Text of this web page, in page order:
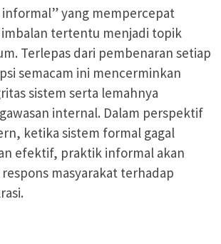
informal” yang mempercepat
imbalan tertentu menjadi topik
Terlepas dari pembenaran setiap
semacam ini mencerminkan
sistem serta lemahnya
internal. Dalam perspektif
ketika sistem formal gagal
efektif, praktik informal akan
masyarakat terhadap